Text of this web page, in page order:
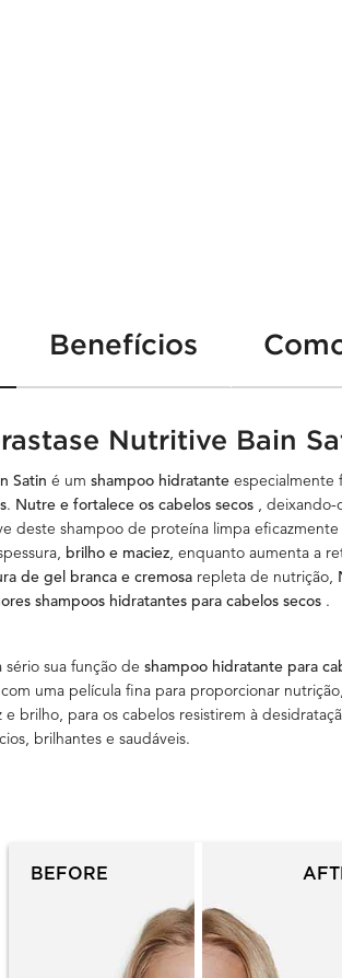
Benefícios
Nutritive Bain
Satin é um shampoo hidratante especialmente
. Nutre e fortalece os cabelos secos , deixando-
deste shampoo de proteína limpa eficazmente
brilho e maciez, enquanto aumenta a
de gel branca e cremosa repleta de nutrição,
shampoos hidratantes para cabelos secos .
sério sua função de shampoo hidratante para
uma película fina para proporcionar
brilho, para os cabelos resistirem à
brilhantes e saudáveis.